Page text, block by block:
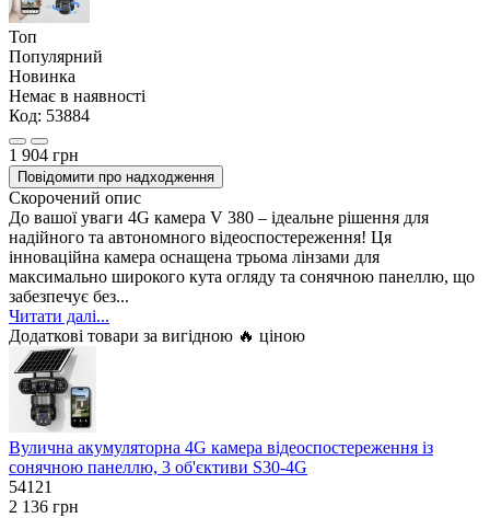
Топ
Популярний
Новинка
Немає в наявності
Код: 53884
1 904 грн
Повідомити про надходження
Скорочений опис
До вашої уваги 4G камера V 380 – ідеальне рішення для
надійного та автономного відеоспостереження! Ця
інноваційна камера оснащена трьома лінзами для
максимально широкого кута огляду та сонячною панеллю, що
забезпечує без...
Читати далі...
Додаткові товари за вигідною 🔥 ціною
Вулична акумуляторна 4G камера відеоспостереження із
сонячною панеллю, 3 об'єктиви S30-4G
54121
2 136 грн